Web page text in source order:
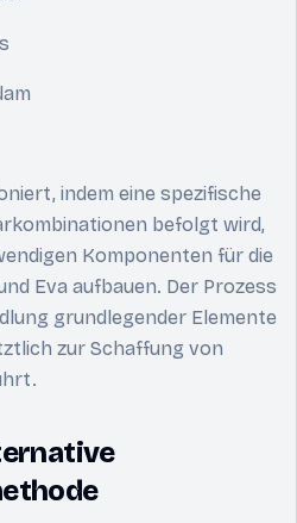
indem eine spezifische
befolgt wird,
Komponenten für die
Eva aufbauen. Der Prozess
grundlegender Elemente
zur Schaffung von